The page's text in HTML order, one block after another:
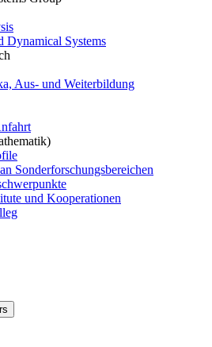
Dynamical Systems
Aus- und Weiterbildung
Sonderforschungsbereichen
und Kooperationen